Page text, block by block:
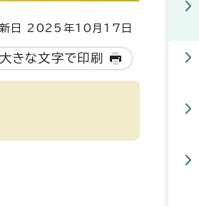
日 2025年10月17日
大きな文字で印刷